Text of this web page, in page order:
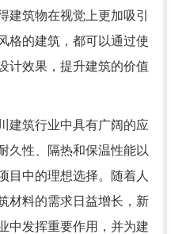
建筑物在视觉上更加吸引
格的建筑，都可以通过使
计效果，提升建筑的价值
建筑行业中具有广阔的应
久性、隔热和保温性能以
目中的理想选择。随着人
材料的需求日益增长，新
中发挥重要作用，并为建